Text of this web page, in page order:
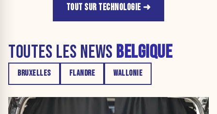
TOUT SUR TECHNOLOGIE
TOUTES LES NEWS BELGIQUE
BRUXELLES FLANDRE WALLONIE